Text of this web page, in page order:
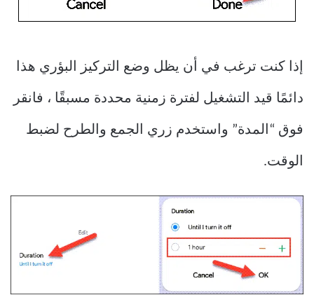
إذا كنت ترغب في أن يظل وضع التركيز البؤري هذا
دائمًا قيد التشغيل لفترة زمنية محددة مسبقًا ، فانقر
فوق “المدة” واستخدم زري الجمع والطرح لضبط
الوقت.